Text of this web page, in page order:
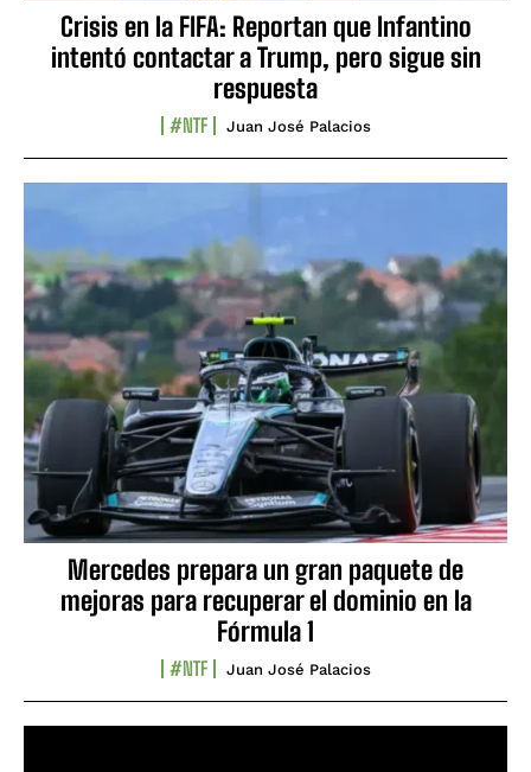
Crisis en la FIFA: Reportan que Infantino
intentó contactar a Trump, pero sigue sin
respuesta
#NTF Juan José Palacios
Mercedes prepara un gran paquete de
mejoras para recuperar el dominio en la
Fórmula 1
#NTF Juan José Palacios